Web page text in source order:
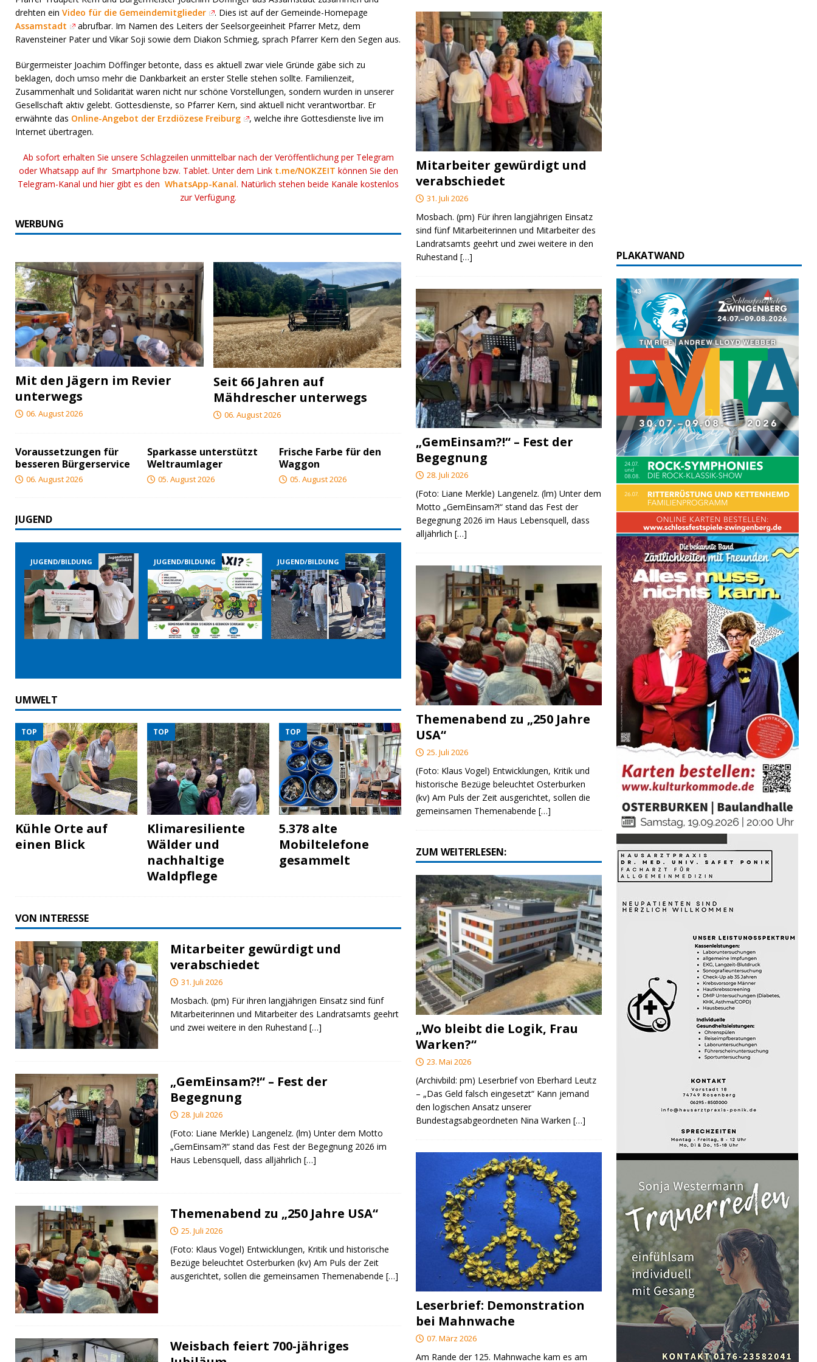
drehten ein Video für die Gemeindemitglieder
. Dies ist auf der Gemeinde-Homepage
Assamstadt
abrufbar. Im Namen des Leiters der Seelsorgeeinheit Pfarrer Metz, dem
Ravensteiner Pater und Vikar Soji sowie dem Diakon Schmieg, sprach Pfarrer Kern den Segen aus.
Bürgermeister Joachim Döffinger betonte, dass es aktuell zwar viele Gründe gäbe sich zu
beklagen, doch umso mehr die Dankbarkeit an erster Stelle stehen sollte. Familienzeit,
Zusammenhalt und Solidarität waren nicht nur schöne Vorstellungen, sondern wurden in unserer
Gesellschaft aktiv gelebt. Gottesdienste, so Pfarrer Kern, sind aktuell nicht verantwortbar. Er
erwähnte das Online-Angebot der Erzdiözese Freiburg
, welche ihre Gottesdienste live im
Internet übertragen.
Ab sofort erhalten Sie unsere Schlagzeilen unmittelbar nach der Veröffentlichung per Telegram
oder Whatsapp auf Ihr Smartphone bzw. Tablet. Unter dem Link t.me/NOKZEIT können Sie den
Telegram-Kanal und hier gibt es denWhatsApp-Kanal. Natürlich stehen beide Kanäle kostenlos
zur Verfügung.
WERBUNG
Mit den Jägern im Revier
unterwegs
06. August 2026
Seit 66 Jahren auf
Mähdrescher unterwegs
06. August 2026
Voraussetzungen für
besseren Bürgerservice
06. August 2026
Sparkasse unterstützt
Weltraumlager
05. August 2026
Frische Farbe für den
Waggon
05. August 2026
JUGEND
JUGEND/BILDUNG JUGEND/BILDUNG JUGEND/BILDUNG
UMWELT
TOP
Kühle Orte auf
einen Blick
TOP
Klimaresiliente
Wälder und
nachhaltige
Waldpflege
TOP
5.378 alte
Mobiltelefone
gesammelt
VON INTERESSE
Mitarbeiter gewürdigt und
verabschiedet
31. Juli 2026
Mosbach. (pm) Für ihren langjährigen Einsatz sind fünf
Mitarbeiterinnen und Mitarbeiter des Landratsamts geehrt
und zwei weitere in den Ruhestand […]
„GemEinsam?!“ – Fest der
Begegnung
28. Juli 2026
(Foto: Liane Merkle) Langenelz. (lm) Unter dem Motto
„GemEinsam?!“ stand das Fest der Begegnung 2026 im
Haus Lebensquell, dass alljährlich […]
Themenabend zu „250 Jahre USA“
25. Juli 2026
(Foto: Klaus Vogel) Entwicklungen, Kritik und historische
Bezüge beleuchtet Osterburken (kv) Am Puls der Zeit
ausgerichtet, sollen die gemeinsamen Themenabende […]
Weisbach feiert 700-jähriges
Mitarbeiter gewürdigt und
verabschiedet
31. Juli 2026
Mosbach. (pm) Für ihren langjährigen Einsatz
sind fünf Mitarbeiterinnen und Mitarbeiter des
Landratsamts geehrt und zwei weitere in den
Ruhestand[…]
„GemEinsam?!“ – Fest der
Begegnung
28. Juli 2026
(Foto: Liane Merkle) Langenelz. (lm) Unter dem
Motto „GemEinsam?!“ stand das Fest der
Begegnung 2026 im Haus Lebensquell, dass
alljährlich[…]
Themenabend zu „250 Jahre
USA“
25. Juli 2026
(Foto: Klaus Vogel) Entwicklungen, Kritik und
historische Bezüge beleuchtet Osterburken
(kv) Am Puls der Zeit ausgerichtet, sollen die
gemeinsamen Themenabende[…]
ZUM WEITERLESEN:
„Wo bleibt die Logik, Frau
Warken?“
23. Mai 2026
(Archivbild: pm) Leserbrief von Eberhard Leutz
– „Das Geld falsch eingesetzt“ Kann jemand
den logischen Ansatz unserer
Bundestagsabgeordneten Nina Warken[…]
Leserbrief: Demonstration
bei Mahnwache
07. März 2026
Am Rande der 125. Mahnwache kam es am
PLAKATWAND